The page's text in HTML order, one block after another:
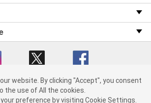
you consent to the use of All the cookies.
preference by visiting Cookie Settings.
website. By clicking "Accept", you consent
the use of All the cookies.
preference by visiting Cookie Settings.
Auto Parts v OST_3.2.0.0.729 (3) cv1361